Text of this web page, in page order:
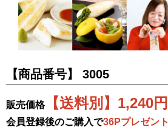
【商品番号】 3005
販売価格【送料別】1,240円
会員登録後のご購入で36Pプレゼント